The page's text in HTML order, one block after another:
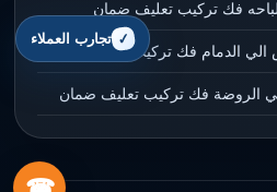
فك تركيب تعليف ضمان
الدمام فك تركيب تعليف ضمان
الروضة فك تركيب تعليف ضمان
تجارب العملاء